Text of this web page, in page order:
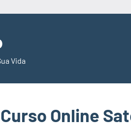
Vida
Curso Online